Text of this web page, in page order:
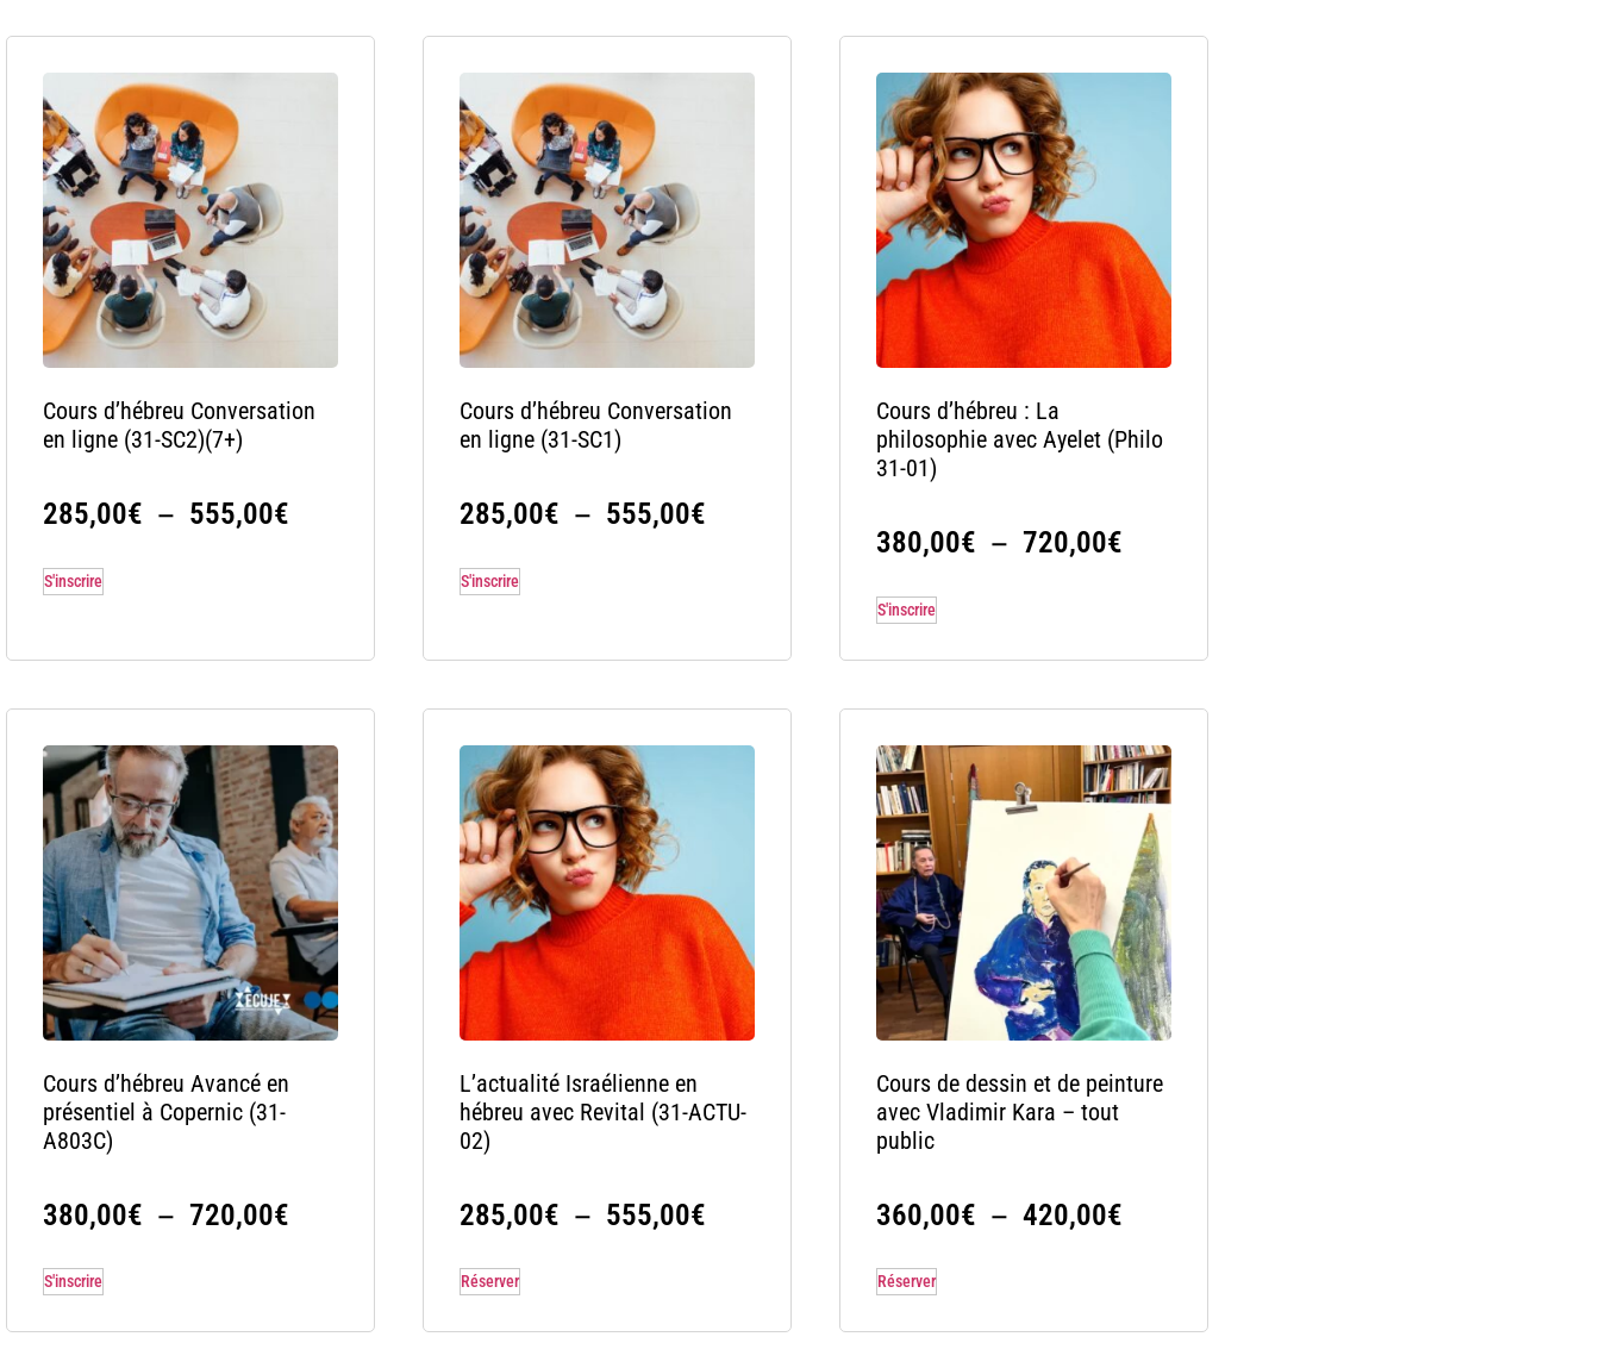
Cours d’hébreu Conversation
en ligne (31-SC2)(7+)
285,00€ – 555,00€
S'inscrire
Cours d’hébreu Conversation
en ligne (31-SC1)
285,00€ – 555,00€
S'inscrire
Cours d’hébreu : La
philosophie avec Ayelet (Philo
31-01)
380,00€ – 720,00€
S'inscrire
Cours d’hébreu Avancé en
présentiel à Copernic (31-
A803C)
380,00€ – 720,00€
S'inscrire
L’actualité Israélienne en
hébreu avec Revital (31-ACTU-
02)
285,00€ – 555,00€
Réserver
Cours de dessin et de peinture
avec Vladimir Kara – tout
public
360,00€ – 420,00€
Réserver